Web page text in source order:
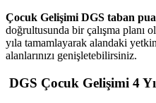
Çocuk Gelişimi DGS taban
doğrultusunda bir çalışma planı
yıla tamamlayarak alandaki
alanlarınızı genişletebilirsiniz.
DGS Çocuk Gelişimi 4